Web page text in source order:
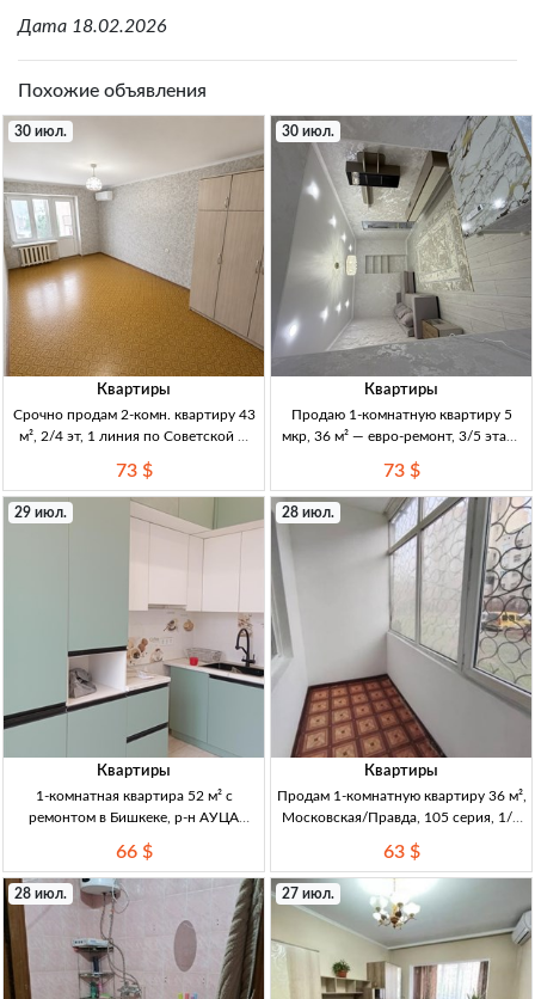
Дата 18.02.2026
Похожие объявления
30 июл.
Квартиры
Срочно продам 2-комн. квартиру 43
м², 2/4 эт, 1 линия по Советской —
Советская (Скрябина/Советская),
кирпичный дом, не угл., техпаспорт
на руках
73 $
30 июл.
Квартиры
Продаю 1-комнатную квартиру 5
мкр, 36 м² — евро-ремонт, 3/5 этаж,
3/5эт, кирпичный дом, 1969г, евро-
ремонт, мебель, «заходи и живи»,
отличн. расположение,
73 $
29 июл.
Квартиры
1-комнатная квартира 52 м² с
ремонтом в Бишкеке, р-н АУЦА
АУЦА (ряд. мкр Асанбай). 10/10,
лифт работает. Кирп/монолит, дом
сдан и заселён ~95%.
66 $
28 июл.
Квартиры
Продам 1-комнатную квартиру 36 м²,
Московская/Правда, 105 серия, 1/5
серия, 1/5, не угл. 2 лоджии (кухня/
зал), пласт. окна, бронир. дверь,
после косм. ремо
63 $
28 июл. 27 июл.